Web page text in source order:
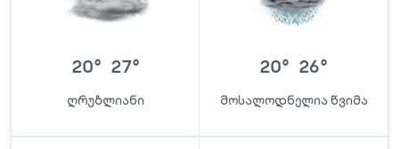
20° 27°
ღრუბლიანი
20° 26°
მოსალოდნელია წვიმა